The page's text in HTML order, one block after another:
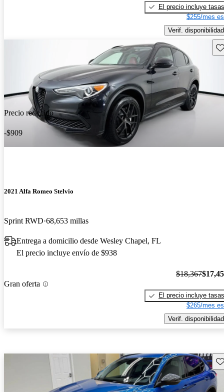
El precio incluye tasas
$255/mes
Verif. disponibilidad
Precio reducido
-$909
2021 Alfa Romeo Stelvio
Sprint RWD 68,653 millas
Entrega a domicilio desde Wesley Chapel, FL
El precio incluye envío de $938
Gran oferta
$18,367
El precio incluye tasas
$265/mes
Verif. disponibilidad